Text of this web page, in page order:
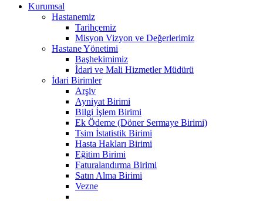
Kurumsal
Hastanemiz
Tarihçemiz
Misyon Vizyon ve Değerlerimiz
Hastane Yönetimi
Başhekimimiz
İdari ve Mali Hizmetler Müdürü
İdari Birimler
Arşiv
Ayniyat Birimi
Bilgi İşlem Birimi
Ek Ödeme (Döner Sermaye Birimi)
Tsim İstatistik Birimi
Hasta Hakları Birimi
Eğitim Birimi
Faturalandırma Birimi
Satın Alma Birimi
Vezne